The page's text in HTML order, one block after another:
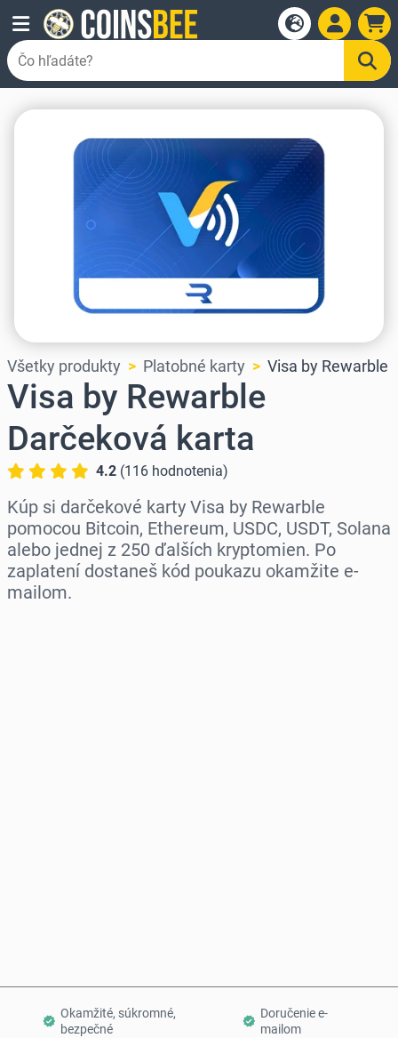
Všetky produkty Platobné karty Visa by Rewarble
Visa by Rewarble
Darčeková karta
4.2 (116 hodnotenia)
Kúp si darčekové karty Visa by Rewarble
pomocou Bitcoin, Ethereum, USDC, USDT, Solana
alebo jednej z 250 ďalších kryptomien. Po
zaplatení dostaneš kód poukazu okamžite e-
mailom.
Okamžité, súkromné,
bezpečné
Doručenie e-
mailom